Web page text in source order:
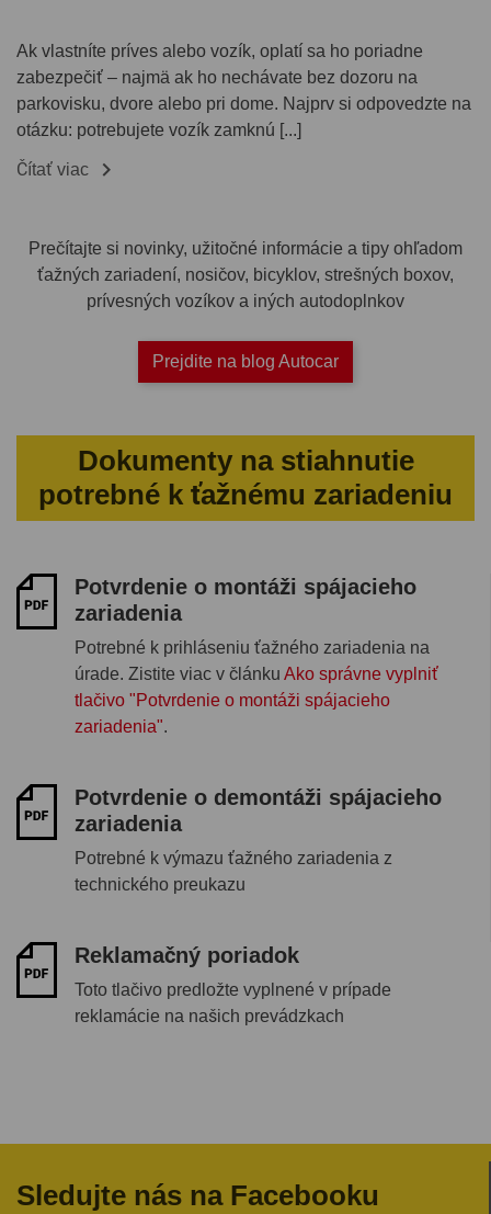
Ak vlastníte príves alebo vozík, oplatí sa ho poriadne
zabezpečiť – najmä ak ho nechávate bez dozoru na
parkovisku, dvore alebo pri dome. Najprv si odpovedzte na
otázku: potrebujete vozík zamknú [...]
Čítať viac 
Prečítajte si novinky, užitočné informácie a tipy ohľadom
ťažných zariadení, nosičov, bicyklov, strešných boxov,
prívesných vozíkov a iných autodoplnkov
Prejdite na blog Autocar
Dokumenty na stiahnutie
potrebné k ťažnému zariadeniu
Potvrdenie o montáži spájacieho
zariadenia
Potrebné k prihláseniu ťažného zariadenia na
úrade. Zistite viac v článku Ako správne vyplniť
tlačivo "Potvrdenie o montáži spájacieho
zariadenia".
Potvrdenie o demontáži spájacieho
zariadenia
Potrebné k výmazu ťažného zariadenia z
technického preukazu
Reklamačný poriadok
Toto tlačivo predložte vyplnené v prípade
reklamácie na našich prevádzkach
Sledujte nás na Facebooku